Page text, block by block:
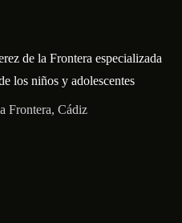
de la Frontera especializada
los niños y adolescentes
Frontera, Cádiz